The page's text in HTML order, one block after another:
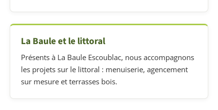
La Baule et le littoral
Présents à La Baule Escoublac, nous accompagnons
les projets sur le littoral : menuiserie, agencement
sur mesure et terrasses bois.